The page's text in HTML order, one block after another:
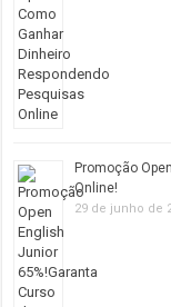
Promoção
Online!
29 de junho de